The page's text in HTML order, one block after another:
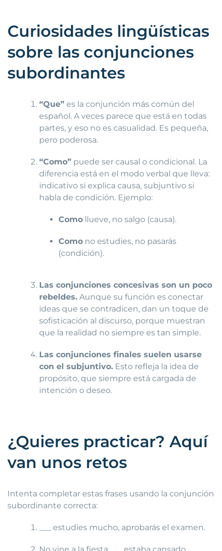
Curiosidades lingüísticas
sobre las conjunciones
subordinantes
“Que” es la conjunción más común del
español. A veces parece que está en todas
partes, y eso no es casualidad. Es pequeña,
pero poderosa.
“Como” puede ser causal o condicional. La
diferencia está en el modo verbal que lleva:
indicativo si explica causa, subjuntivo si
habla de condición. Ejemplo:
Como llueve, no salgo (causa).
Como no estudies, no pasarás
(condición).
Las conjunciones concesivas son un poco
rebeldes. Aunque su función es conectar
ideas que se contradicen, dan un toque de
sofisticación al discurso, porque muestran
que la realidad no siempre es tan simple.
Las conjunciones finales suelen usarse
con el subjuntivo. Esto refleja la idea de
propósito, que siempre está cargada de
intención o deseo.
¿Quieres practicar? Aquí
van unos retos
Intenta completar estas frases usando la conjunción
subordinante correcta:
___ estudies mucho, aprobarás el examen.